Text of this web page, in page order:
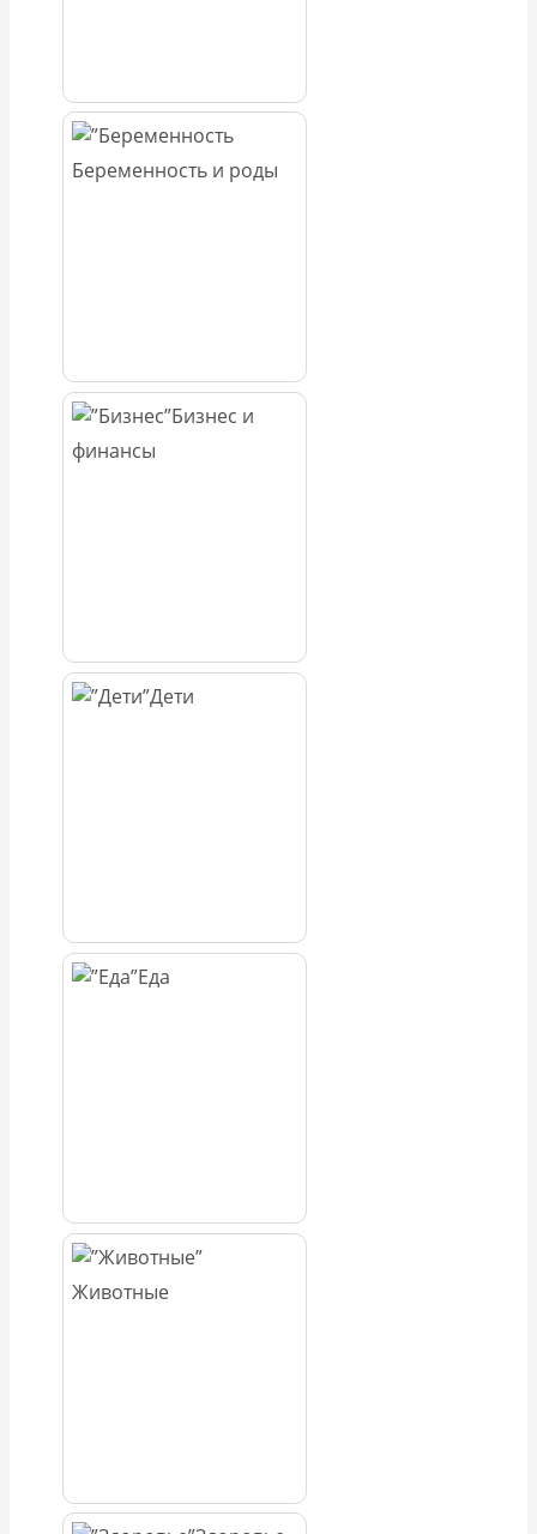
Беременность и роды
Бизнес и
финансы
Дети
Еда
Животные